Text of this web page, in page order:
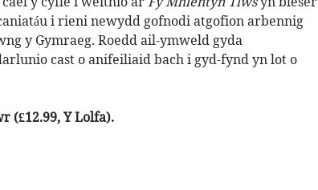
i rieni newydd gofnodi atgofion arbennig
y Gymraeg. Roedd ail-ymweld gyda
cast o anifeiliaid bach i gyd-fynd yn lot o
(£12.99, Y Lolfa).